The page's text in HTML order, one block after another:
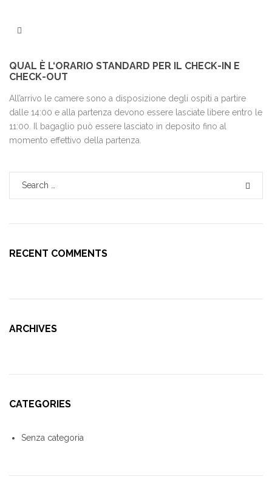
QUAL È L‘ORARIO STANDARD PER IL CHECK-IN E
CHECK-OUT
All’arrivo le camere sono a disposizione degli ospiti a partire
dalle 14:00 e alla partenza devono essere lasciate libere entro le
11:00. Il bagaglio può essere lasciato in deposito fino al
momento effettivo della partenza.
RECENT COMMENTS
ARCHIVES
CATEGORIES
Senza categoria